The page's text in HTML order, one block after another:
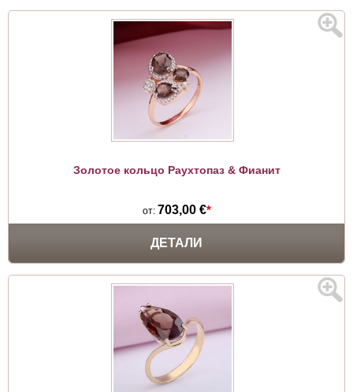
Золотое кольцо Раухтопаз & Фианит
от: 703,00 €*
ДЕТАЛИ